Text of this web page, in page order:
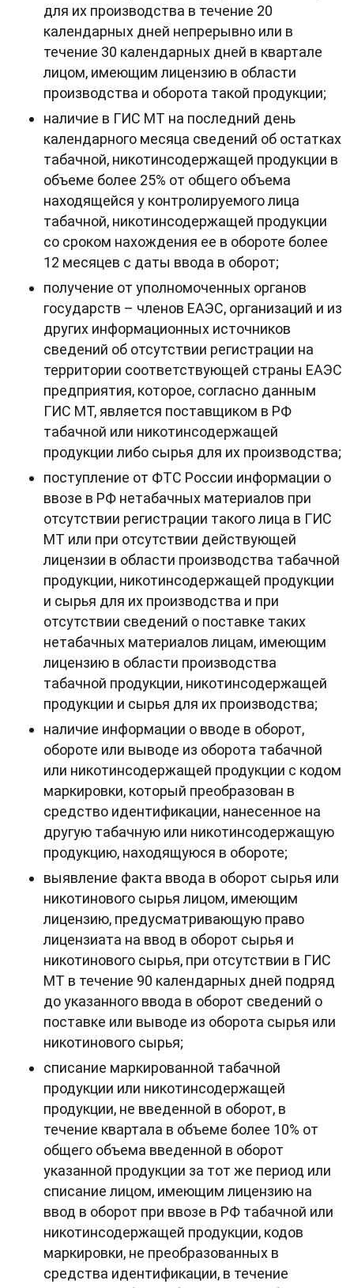
для их производства в течение 20
календарных дней непрерывно или в
течение 30 календарных дней в квартале
лицом, имеющим лицензию в области
производства и оборота такой продукции;
наличие в ГИС МТ на последний день
календарного месяца сведений об остатках
табачной, никотинсодержащей продукции в
объеме более 25% от общего объема
находящейся у контролируемого лица
табачной, никотинсодержащей продукции
со сроком нахождения ее в обороте более
12 месяцев с даты ввода в оборот;
получение от уполномоченных органов
государств – членов ЕАЭС, организаций и из
других информационных источников
сведений об отсутствии регистрации на
территории соответствующей страны ЕАЭС
предприятия, которое, согласно данным
ГИС МТ, является поставщиком в РФ
табачной или никотинсодержащей
продукции либо сырья для их производства;
поступление от ФТС России информации о
ввозе в РФ нетабачных материалов при
отсутствии регистрации такого лица в ГИС
МТ или при отсутствии действующей
лицензии в области производства табачной
продукции, никотинсодержащей продукции
и сырья для их производства и при
отсутствии сведений о поставке таких
нетабачных материалов лицам, имеющим
лицензию в области производства
табачной продукции, никотинсодержащей
продукции и сырья для их производства;
наличие информации о вводе в оборот,
обороте или выводе из оборота табачной
или никотинсодержащей продукции с кодом
маркировки, который преобразован в
средство идентификации, нанесенное на
другую табачную или никотинсодержащую
продукцию, находящуюся в обороте;
выявление факта ввода в оборот сырья или
никотинового сырья лицом, имеющим
лицензию, предусматривающую право
лицензиата на ввод в оборот сырья и
никотинового сырья, при отсутствии в ГИС
МТ в течение 90 календарных дней подряд
до указанного ввода в оборот сведений о
поставке или выводе из оборота сырья или
никотинового сырья;
списание маркированной табачной
продукции или никотинсодержащей
продукции, не введенной в оборот, в
течение квартала в объеме более 10% от
общего объема введенной в оборот
указанной продукции за тот же период или
списание лицом, имеющим лицензию на
ввод в оборот при ввозе в РФ табачной или
никотинсодержащей продукции, кодов
маркировки, не преобразованных в
средства идентификации, в течение